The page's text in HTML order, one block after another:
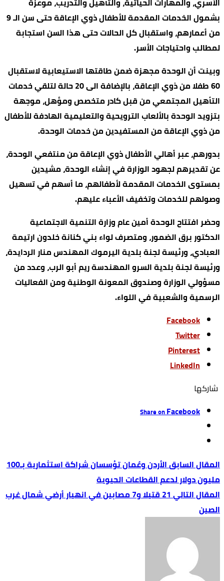
بشمول الخدمات المقدمة للأطفال ذوي الإعاقة حتى سن الـ 9
من أعمارهم، واستقبال كل الحالات حتى هذا السن استجابة
لمطالب واحتياجات الأسر.
وبينت أن الوحدة مجهزة ضمن طاقتها الاستيعابية لاستقبال
60 طفلا من ذوي الإعاقة، بالإضافة الى 20 حالة لتلقي خدمات
التأهيل المجتمعي من قبل كادر متخصص ومؤهل، موجهة
بتزويد الوحدة بالألعاب الترويحية والتعليمية الهادفة للأطفال
من ذوي الإعاقة من المستفيدين من خدمات الوحدة.
بدورهم، عبر أهالي الأطفال ذوي الإعاقة من منتفعي الوحدة،
عن تقديرهم لجهود الوزارة في إنشاء الوحدة، مشيدين
بمستوى الخدمات المقدمة لأطفالهم، ما أسهم في تسهيل
وصولهم للخدمات وتخفيف الأعباء عليهم.
وحضر افتتاح الوحدة أمين عام وزارة التنمية الاجتماعية
الدكتور برق الضمور، ومتصرف لواء بني كنانة خلدون ارتيمة
العبادي، ورئيسة لجنة بلدية اليرموك المهندس منار الردايدة،
ورئيسة لجنة بلدية السرو المهندسة ريم أبو الرب، وعدد من
مسؤولي الوزارة وصندوق المعونة الوطنية ومن الفعاليات
الرسمية والشعبية في اللواء.
Facebook
Twitter
Pinterest
LinkedIn
‫‫ شاركها‬
Share onFacebook
الأردن وعُمان تؤسسان شراكة استثمارية بـ100
مليون دولار لدعم القطاعات الحيوية
21 قتيلا و7 مصابين في انهيار أرضي شمال غرب
الصين